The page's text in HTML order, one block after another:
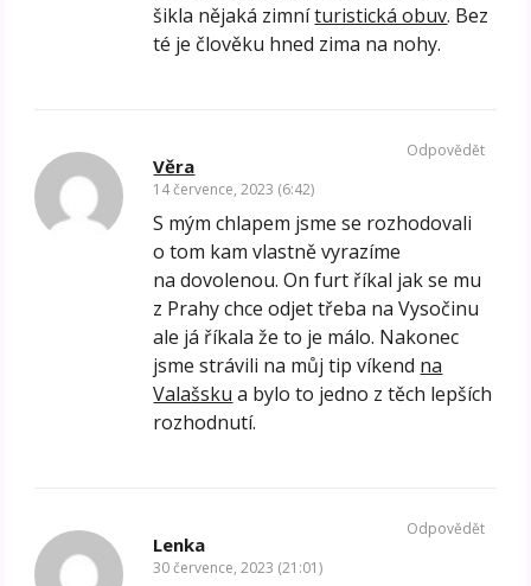
šikla nějaká zimníturistická obuv. Bez
té je člověku hned zima na nohy.
Věra
14 července, 2023 (6:42)
S mým chlapem jsme se rozhodovali
o tom kam vlastně vyrazíme
na dovolenou. On furt říkal jak se mu
z Prahy chce odjet třeba na Vysočinu
ale já říkala že to je málo. Nakonec
jsme strávili na můj tip víkend na
Valašsku a bylo to jedno z těch lepších
rozhodnutí.
Odpovědět
Lenka
30 července, 2023 (21:01)
Odpovědět